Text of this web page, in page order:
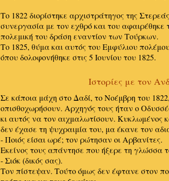
Το 1822 διορίστηκε αρχιστράτηγος της
συνεργασία με τον εχθρό και του αφαιρέθηκε
πολεμική του δράση εναντίον των Τούρκων.
Το 1825, θύμα και αυτός του Εμφύλιου
όπου δολοφονήθηκε στις 5 Ιουνίου του 1825.
Ιστορίες με τον
Σε κάποια μάχη στο Δαδί, το Νοέμβρη του
οπισθοχωρήσουν. Αρχηγός τους ήταν ο
κι αυτός να τον αιχμαλωτίσουν. Κυκλωμένος
δεν έχασε τη ψυχραιμία του, μα έκανε τον
- Ποιός είσαι ωρέ; τον ρώτησαν οι Αρβανίτες.
Εκείνος τους απάντησε που ήξερε τη γλώσσα
- Σιόκ (δικός σας).
Τον πίστεψαν. Τούτο όμως δεν έφτανε στον